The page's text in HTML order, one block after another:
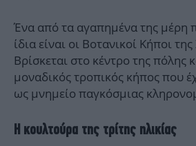
Ένα από τα αγαπημένα της μέρη
ίδια είναι οι Βοτανικοί Κήποι
Βρίσκεται στο κέντρο της πόλης
μοναδικός τροπικός κήπος που
ως μνημείο παγκόσμιας
Η κουλτούρα της τρίτης ηλικίας